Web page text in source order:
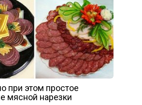
при этом простое
мясной нарезки